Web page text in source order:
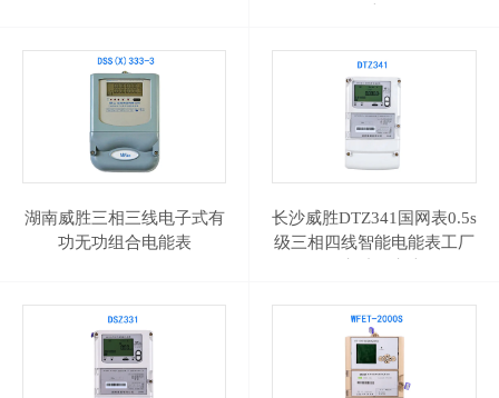
湖南威胜三相三线电子式有
功无功组合电能表
长沙威胜DTZ341国网表0.5s
级三相四线智能电能表工厂